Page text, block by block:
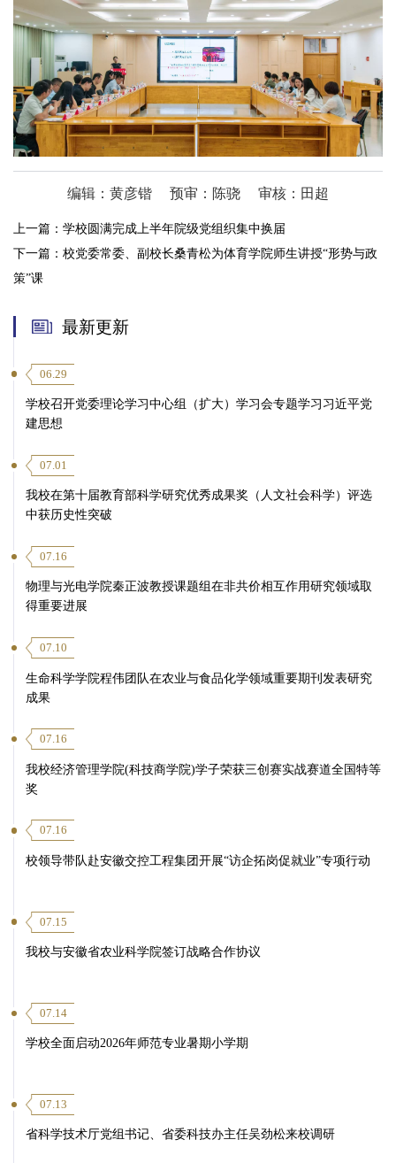
编辑：黄彦锴 预审：陈骁 审核：田超
上一篇： 学校圆满完成上半年院级党组织集中换届
下一篇： 校党委常委、副校长桑青松为体育学院师生讲授“形势与政
策”课
最新更新
06.29
学校召开党委理论学习中心组（扩大）学习会专题学习习近平党
建思想
07.01
我校在第十届教育部科学研究优秀成果奖（人文社会科学）评选
中获历史性突破
07.16
物理与光电学院秦正波教授课题组在非共价相互作用研究领域取
得重要进展
07.10
生命科学学院程伟团队在农业与食品化学领域重要期刊发表研究
成果
07.16
我校经济管理学院(科技商学院)学子荣获三创赛实战赛道全国特等
奖
07.16
校领导带队赴安徽交控工程集团开展“访企拓岗促就业”专项行动
07.15
我校与安徽省农业科学院签订战略合作协议
07.14
学校全面启动2026年师范专业暑期小学期
07.13
省科学技术厅党组书记、省委科技办主任吴劲松来校调研